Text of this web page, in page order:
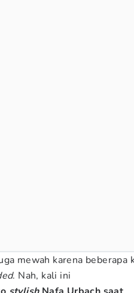
mewah karena beberapa
. Nah, kali ini